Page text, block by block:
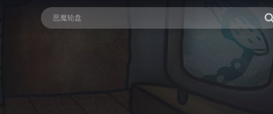
恶魔轮盘